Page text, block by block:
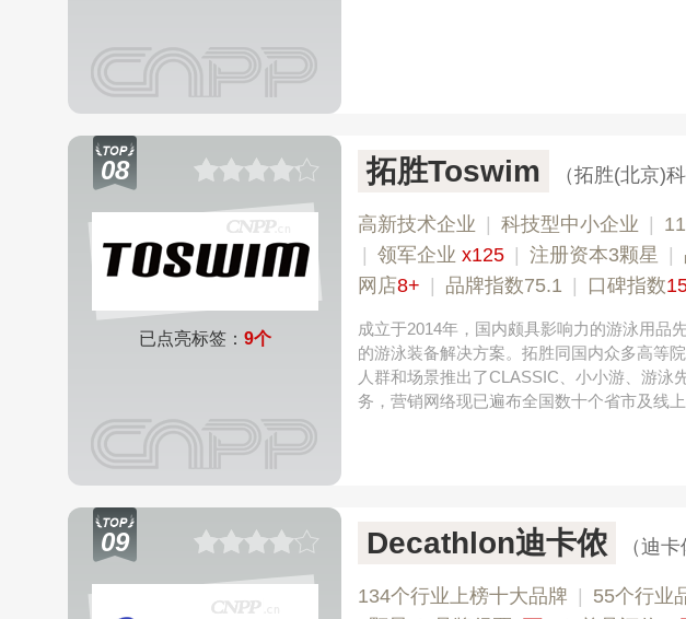
08
已点亮标签： 9个
拓胜Toswim （拓胜(北京)
高新技术企业 科技型中小企业
领军企业 x125 注册资本3颗星
网店8+ 品牌指数75.1 口碑指数
成立于2014年，国内颇具影响力的游泳用品
的游泳装备解决方案。拓胜同国内众多高等
人群和场景推出了CLASSIC、小小游、游泳
务，营销网络现已遍布全国数十个省市及线上
09 Decathlon迪卡侬 （迪
134个行业上榜十大品牌 55个行业